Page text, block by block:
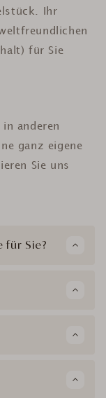
Ihr
für Sie
anderen
ganz eigene
Sie uns
für Sie?